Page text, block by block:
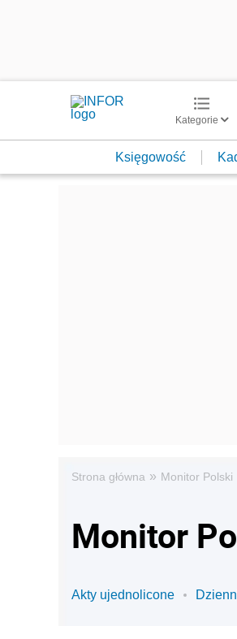
Kategorie
Księgowość
Strona główna » Monitor Polski
Monitor
Akty ujednolicone